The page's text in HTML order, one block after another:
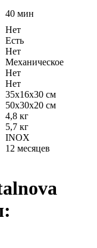
40 мин
Нет
Есть
Нет
Механическое
Нет
Нет
35х16х30 см
50х30х20 см
4,8 кг
5,7 кг
INOX
12 месяцев